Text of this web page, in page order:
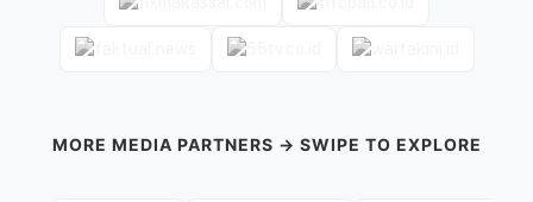
MORE MEDIA PARTNERS → SWIPE TO EXPLORE